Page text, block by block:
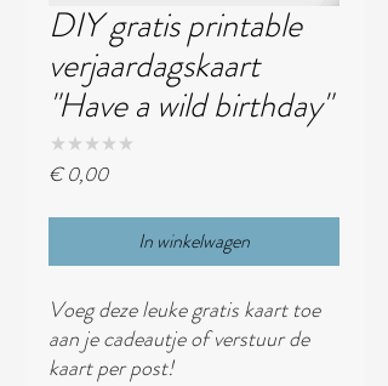
DIY gratis printable
verjaardagskaart
"Have a wild birthday"
★ ★ ★ ★ ★
€ 0,00Prijs
In winkelwagen
Voeg deze leuke gratis kaart toe
aan je cadeautje of verstuur de
kaart per post!